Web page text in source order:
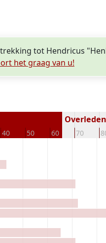
tot Hendricus
het graag van u!
40 50 60 70